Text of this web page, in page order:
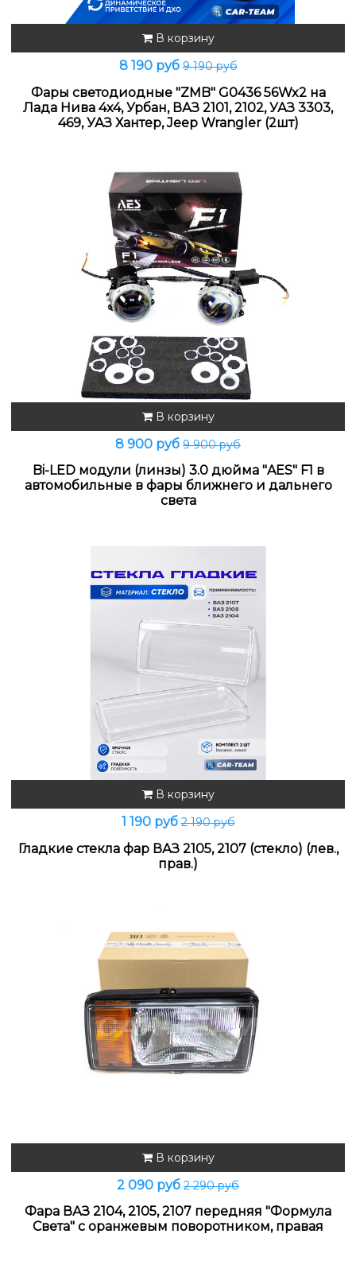
В корзину
8 190 руб9 190 руб
Фары светодиодные "ZMB" G0436 56Wx2 на
Лада Нива 4x4, Урбан, ВАЗ 2101, 2102, УАЗ 3303,
469, УАЗ Хантер, Jeep Wrangler (2шт)
В корзину
8 900 руб 9 900 руб
Bi-LED модули (линзы) 3.0 дюйма "AES" F1 в
автомобильные в фары ближнего и дальнего
света
В корзину
1 190 руб2 190 руб
Гладкие стекла фар ВАЗ 2105, 2107 (стекло) (лев.,
прав.)
В корзину
2 090 руб 2 290 руб
Фара ВАЗ 2104, 2105, 2107 передняя "Формула
Света" с оранжевым поворотником, правая